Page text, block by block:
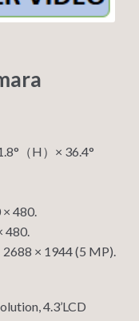
（H）× 36.4°
480.
480.
× 1944 (5 MP).
4.3’LCD